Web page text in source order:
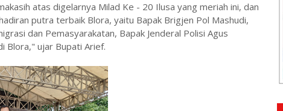
atas digelarnya Milad Ke - 20 Ilusa yang meriah ini, dan
putra terbaik Blora, yaitu Bapak Brigjen Pol Mashudi,
dan Pemasyarakatan, Bapak Jenderal Polisi Agus
Blora," ujar Bupati Arief.